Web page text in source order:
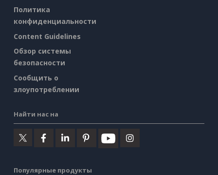
Политика
конфиденциальности
Content Guidelines
Обзор системы
безопасности
Сообщить о
злоупотреблении
Найти нас на
Популярные продукты